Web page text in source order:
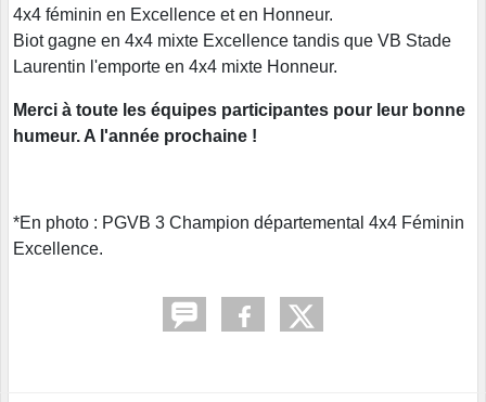
4x4 féminin en Excellence et en Honneur.
Biot gagne en 4x4 mixte Excellence tandis que VB Stade
Laurentin l'emporte en 4x4 mixte Honneur.
Merci à toute les équipes participantes pour leur bonne
humeur. A l'année prochaine !
*En photo : PGVB 3 Champion départemental 4x4 Féminin
Excellence.